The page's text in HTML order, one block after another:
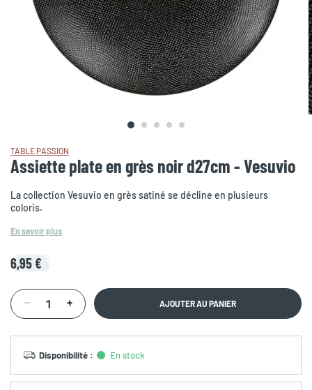
TABLE PASSION
Assiette plate en grès noir d27cm - Vesuvio
La collection Vesuvio en grès satiné se décline en plusieurs
coloris.
En savoir plus
6,95 €
AJOUTER AU PANIER
Disponibilité : En stock